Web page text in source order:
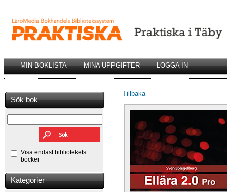
MIN BOKLISTA MINA UPPGIFTER LOGGA IN
Sök bok
Visa endast bibliotekets
böcker
Kategorier
Tillbaka